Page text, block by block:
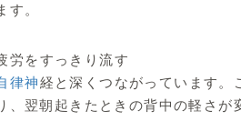
す。
労をすっきり流す
律神経と深くつながっています。
翌朝起きたときの背中の軽さが